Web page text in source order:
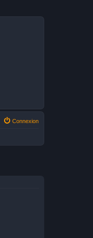
Connexion